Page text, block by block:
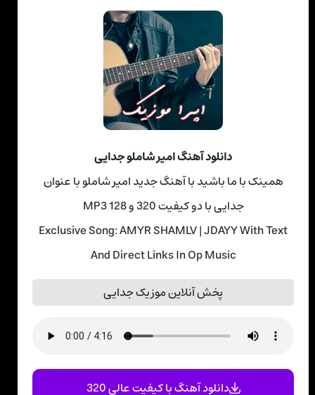
دانلود آهنگ امیر شاملو جدایی
همینک با ما باشید با آهنگ جدید امیر شاملو با عنوان
جدایی با دو کیفیت 320 و 128 MP3
Exclusive Song: AMYR SHAMLV | JDAYY With Text
And Direct Links In Op Music
پخش آنلاین موزیک جدایی
دانلود آهنگ با کیفیت عالی 320